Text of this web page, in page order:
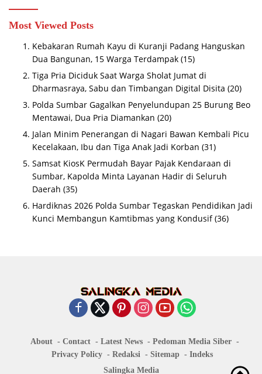
Most Viewed Posts
Kebakaran Rumah Kayu di Kuranji Padang Hanguskan
Dua Bangunan, 15 Warga Terdampak (15)
Tiga Pria Diciduk Saat Warga Sholat Jumat di
Dharmasraya, Sabu dan Timbangan Digital Disita (20)
Polda Sumbar Gagalkan Penyelundupan 25 Burung Beo
Mentawai, Dua Pria Diamankan (20)
Jalan Minim Penerangan di Nagari Bawan Kembali Picu
Kecelakaan, Ibu dan Tiga Anak Jadi Korban (31)
Samsat KiosK Permudah Bayar Pajak Kendaraan di
Sumbar, Kapolda Minta Layanan Hadir di Seluruh
Daerah (35)
Hardiknas 2026 Polda Sumbar Tegaskan Pendidikan Jadi
Kunci Membangun Kamtibmas yang Kondusif (36)
About Contact Latest News
Pedoman Media Siber
Privacy Policy
Redaksi Sitemap
Indeks
Salingka Media